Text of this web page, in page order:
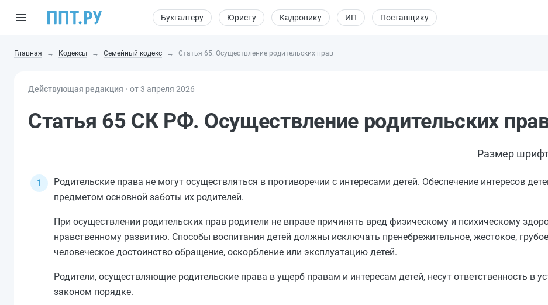
Бухгалтеру Юристу Кадровику ИП Поставщику
Главная Кодексы Семейный кодекс Статья 65. Осуществление родительских прав
Действующая редакция ⸱ от 3 апреля 2026
Статья 65 СК РФ. Осуществление родительских
Размер
Родительские права не могут осуществляться в противоречии с интересами детей. Обеспечение интересов
предметом основной заботы их родителей.
При осуществлении родительских прав родители не вправе причинять вред физическому и психическому
нравственному развитию. Способы воспитания детей должны исключать пренебрежительное, жестокое,
человеческое достоинство обращение, оскорбление или эксплуатацию детей.
Родители, осуществляющие родительские права в ущерб правам и интересам детей, несут ответственность в
законом порядке.